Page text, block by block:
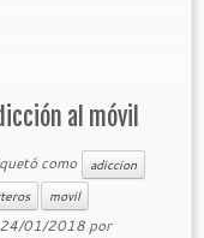
al móvil
como
adiccion
movil
24/01/2018 por